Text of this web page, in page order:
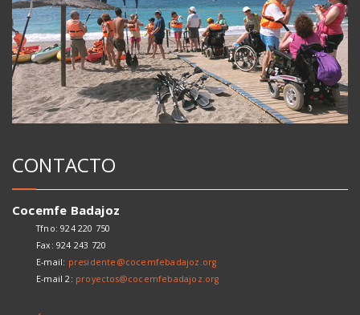
CONTACTO
Cocemfe Badajoz
Tfno: 924 220 750
Fax: 924 243 720
E-mail: presidente@cocemfebadajoz.org
E-mail 2: proyectos@cocemfebadajoz.org